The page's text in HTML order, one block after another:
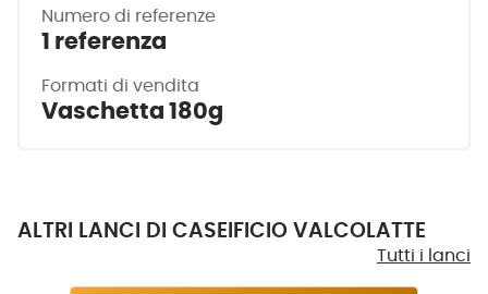
Numero di referenze
1 referenza
Formati di vendita
Vaschetta 180g
ALTRI LANCI DI CASEIFICIO VALCOLATTE
Tutti i lanci